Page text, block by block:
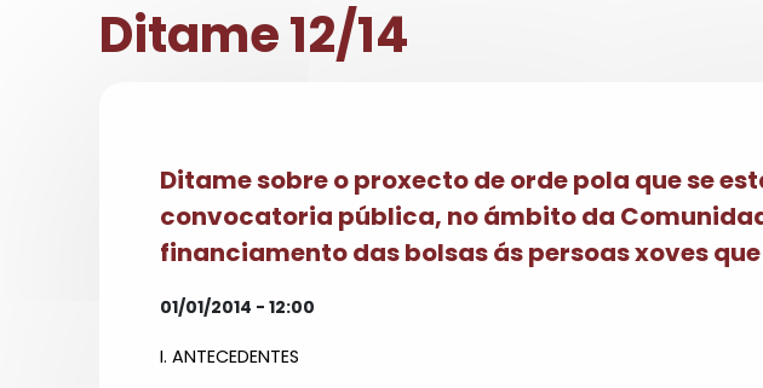
Ditame 12/14
Ditame sobre o proxecto de orde pola que se
convocatoria pública, no ámbito da
financiamento das bolsas ás persoas xoves
01/01/2014 - 12:00
I. ANTECEDENTES